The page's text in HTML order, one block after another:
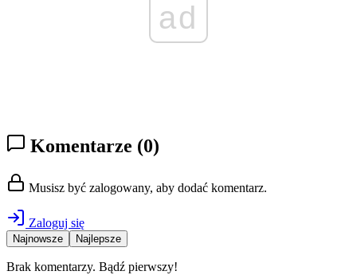
ad
Komentarze (0)
Musisz być zalogowany, aby dodać komentarz.
Zaloguj się
Najnowsze Najlepsze
Brak komentarzy. Bądź pierwszy!